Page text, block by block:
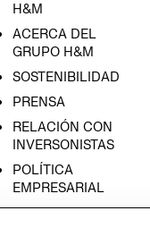
H&M
ACERCA DEL
GRUPO H&M
SOSTENIBILIDAD
PRENSA
RELACIÓN CON
INVERSONISTAS
POLÍTICA
EMPRESARIAL